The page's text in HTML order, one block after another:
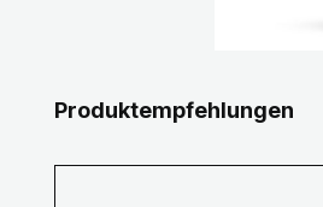
Produktgalerie überspringen
Produktempfehlungen